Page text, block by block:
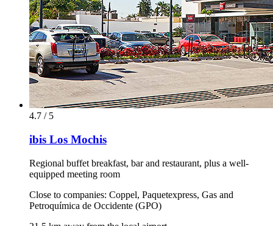
4.7 / 5
ibis Los Mochis
Regional buffet breakfast, bar and restaurant, plus a well-
equipped meeting room
Close to companies: Coppel, Paquetexpress, Gas and
Petroquímica de Occidente (GPO)